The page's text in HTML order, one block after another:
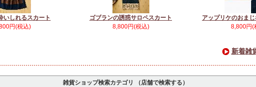
いしれるスカート
円(税込)
ゴブランの誘惑サロペスカート
8,800円(税込)
アップリケのおま
8,800円(
新着雑
雑貨ショップ検索カテゴリ （店舗で検索する）